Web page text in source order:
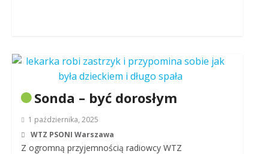
Sonda – być dorosłym
1 października, 2025
WTZ PSONI Warszawa
Z ogromną przyjemnością radiowcy WTZ